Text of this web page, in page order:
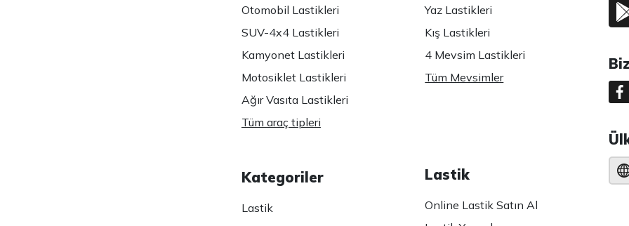
Otomobil Lastikleri
SUV-4x4 Lastikleri
Kamyonet Lastikleri
Motosiklet Lastikleri
Ağır Vasıta Lastikleri
Tüm araç tipleri
Kategoriler
Lastik
Yaz Lastikleri
Kış Lastikleri
4 Mevsim Lastikleri
Tüm Mevsimler
Lastik
Online Lastik Satın Al